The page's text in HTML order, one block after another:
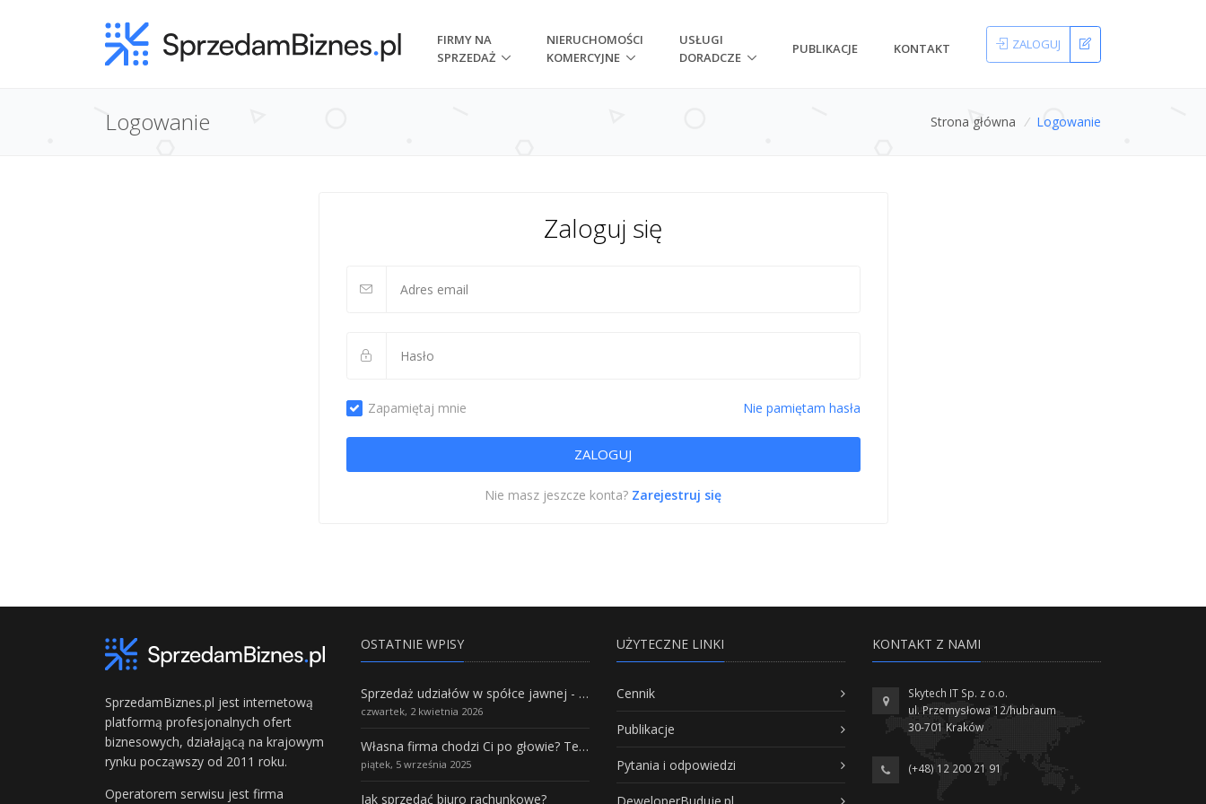
FIRMY NA
SPRZEDAŻ
NIERUCHOMOŚCI
KOMERCYJNE
USŁUGI
DORADCZE
PUBLIKACJE KONTAKT ZALOGUJ
Logowanie Strona główna / Logowanie
Zaloguj się
Zapamiętaj mnie Nie pamiętam hasła
Nie masz jeszcze konta? Zarejestruj się
SprzedamBiznes.pl jest internetową
platformą profesjonalnych ofert
biznesowych, działającą na krajowym
rynku począwszy od 2011 roku.
Operatorem serwisu jest firma
OSTATNIE WPISY
Sprzedaż udziałów w spółce jawnej - Wszystko, co trzeba wiedzieć.
czwartek, 2 kwietnia 2026
Własna firma chodzi Ci po głowie? Te branże mają największy potencjał rozwoju
piątek, 5 września 2025
Jak sprzedać biuro rachunkowe?
UŻYTECZNE LINKI
Cennik
Publikacje
Pytania i odpowiedzi
KONTAKT Z NAMI
Skytech IT Sp. z o.o.
ul. Przemysłowa 12/hubraum
30-701 Kraków
(+48) 12 200 21 91